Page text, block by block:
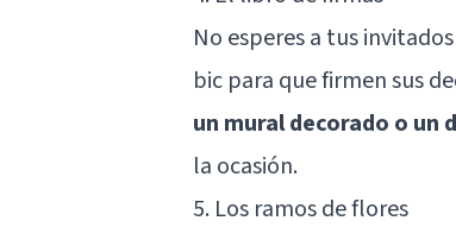
No esperes a tus
bic para que firmen sus
un mural decorado o un
la ocasión.
5. Los ramos de flores